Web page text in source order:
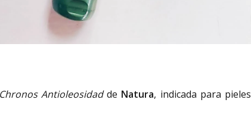
Chronos Antioleosidadde Natura, indicada para pieles